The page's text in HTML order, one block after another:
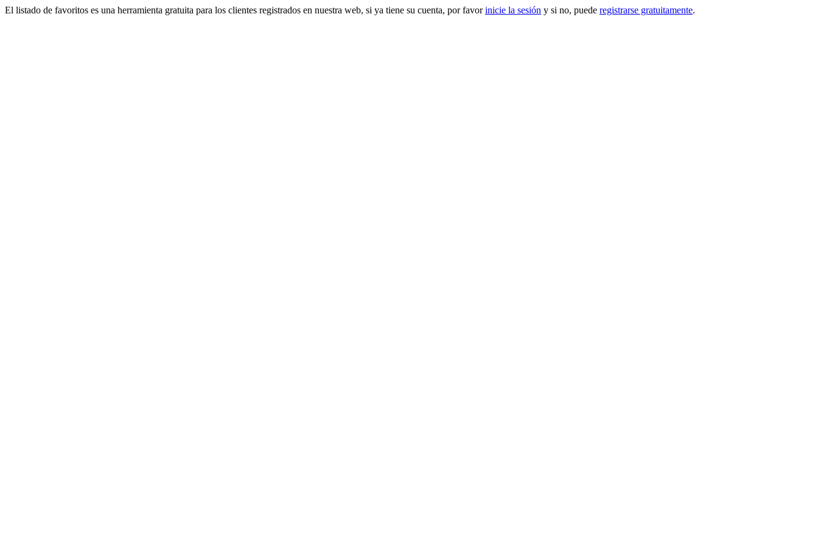
El listado de favoritos es una herramienta gratuita para los clientes registrados en nuestra web, si ya tiene su cuenta, por favorinicie la sesión y si no, puede registrarse gratuitamente.